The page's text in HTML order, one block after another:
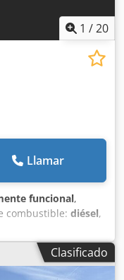
1 /20
Llamar
funcional,
combustible: diésel,
h, Equipamiento:
de lubricación
ruedas Año de
Clasificado